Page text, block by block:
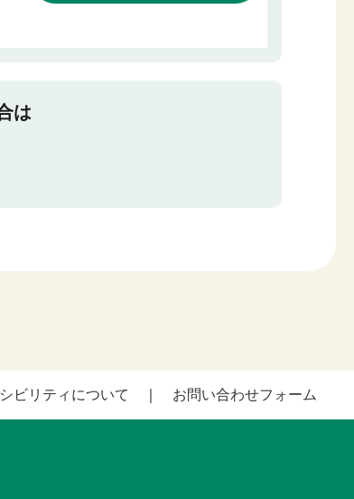
は
ビリティについて お問い合わせフォーム